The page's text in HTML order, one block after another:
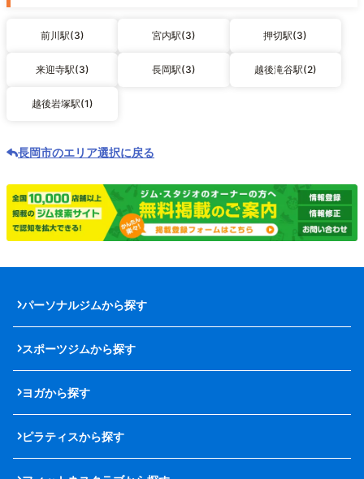
前川駅(3) 宮内駅(3) 押切駅(3)
来迎寺駅(3) 長岡駅(3) 越後滝谷駅(2)
越後岩塚駅(1)
長岡市のエリア選択に戻る
パーソナルジムから探す
スポーツジムから探す
ヨガから探す
ピラティスから探す